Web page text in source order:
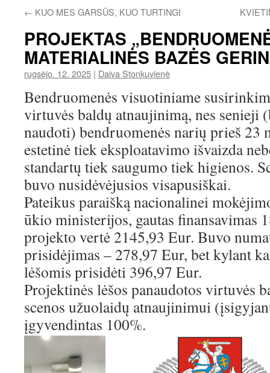
← KUO MES GARSŪS, KUO TURTINGI
PROJEKTAS
MATERIALINĖS BAZĖS
rugsėjo. 12. 2025 | Daiva Stonkuvienė
Bendruomenės visuotiniame
virtuvės baldų atnaujinimą, nes senieji
naudoti) bendruomenės narių prieš 23
estetinė tiek eksploatavimo išvaizda
standartų tiek saugumo tiek higienos.
buvo nusidėvėjusios visapusiškai.
Pateikus paraišką nacionalinei
ūkio ministerijos, gautas finansavimas
projekto vertė 2145,93 Eur. Buvo
prisidėjimas – 278,97 Eur, bet kylant
lėšomis prisidėti 396,97 Eur.
Projektinės lėšos panaudotos virtuvės
scenos užuolaidų atnaujinimui
įgyvendintas 100%.